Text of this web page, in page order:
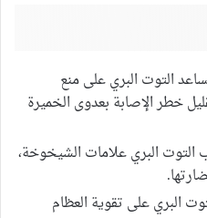
التوت البري على منع
خطر الإصابة بعدوى الخميرة
التوت البري علامات الشيخوخة،
البري على تقوية العظام